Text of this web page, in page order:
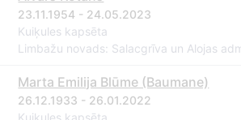
23.11.1954 - 24.05.2023
Kuiķules kapsēta
Limbažu novads: Salacgrīva un Alojas
Marta Emilija Blūme (Baumane)
26.12.1933 - 26.01.2022
Kuiķules kapsēta